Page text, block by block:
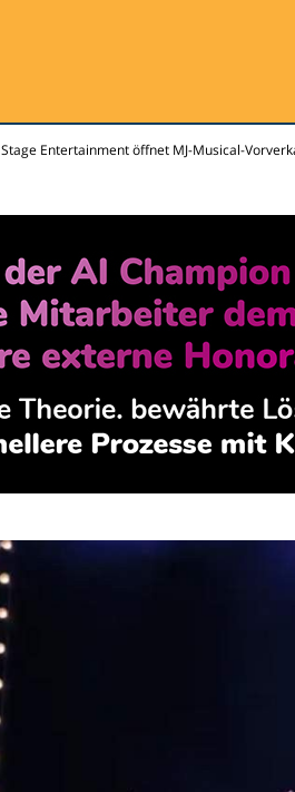
Stage Entertainment öffnet MJ-Musical-